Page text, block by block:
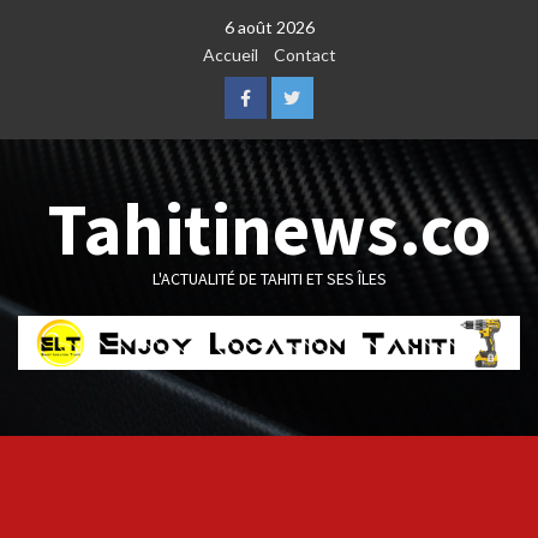
6 août 2026
Accueil
Contact
FacebookTwitter
Tahitinews.co
L'ACTUALITÉ DE TAHITI ET SES ÎLES